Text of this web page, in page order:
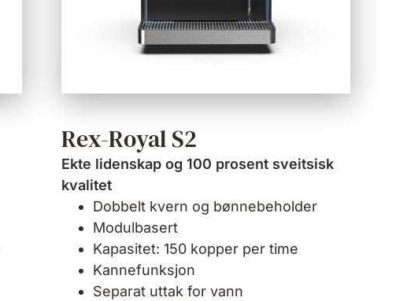
Rex-Royal S2
Ekte lidenskap og 100 prosent sveitsisk
kvalitet
Dobbelt kvern og bønnebeholder
Modulbasert
Kapasitet: 150 kopper per time
Kannefunksjon
Separat uttak for vann